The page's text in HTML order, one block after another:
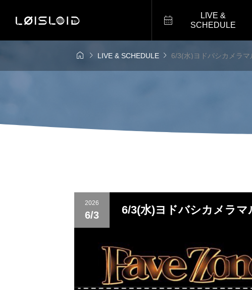

LIVE &
SCHEDULE
  LIVE & SCHEDULE  6/3(水)ヨドバシカメラ
2026
6/3
6/3(水)ヨドバシカメラ